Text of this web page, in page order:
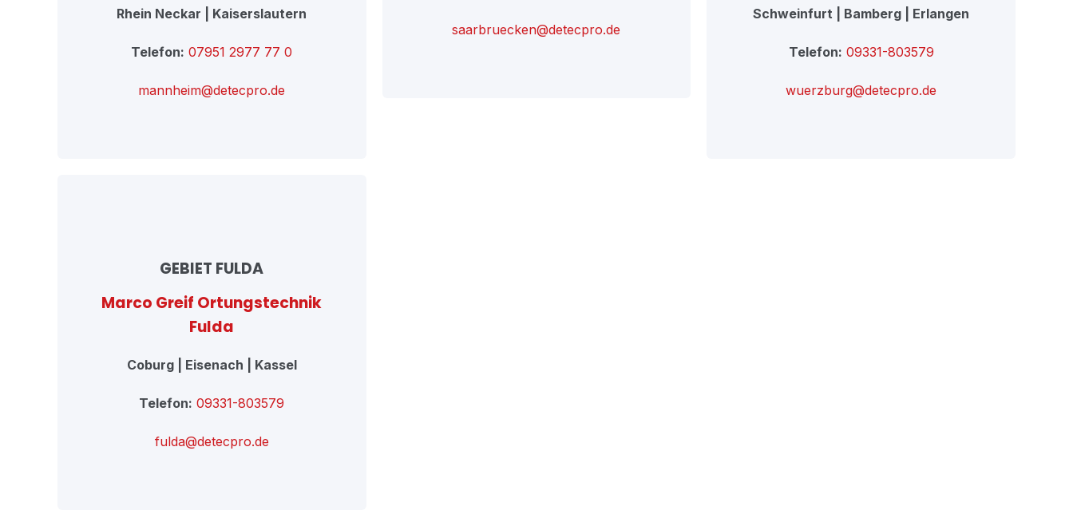
Rhein Neckar | Kaiserslautern
Telefon: 07951 2977 77 0
mannheim@detecpro.de
saarbruecken@detecpro.de
Schweinfurt | Bamberg | Erlangen
Telefon: 09331-803579
wuerzburg@detecpro.de
GEBIET FULDA
Marco Greif Ortungstechnik
Fulda
Coburg | Eisenach | Kassel
Telefon: 09331-803579
fulda@detecpro.de